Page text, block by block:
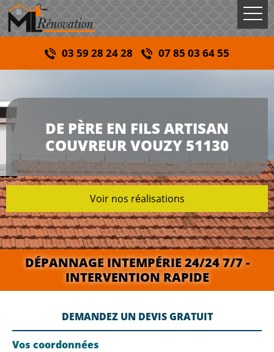
03 59 28 24 28 07 85 03 64 55
DE PÈRE EN FILS ARTISAN
COUVREUR VOUZY 51130
Voir nos réalisations
DÉPANNAGE INTEMPÉRIE 24/24 7/7 -
INTERVENTION RAPIDE
DEMANDEZ UN DEVIS GRATUIT
Vos coordonnées